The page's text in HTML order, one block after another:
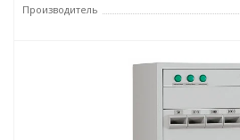
Производитель